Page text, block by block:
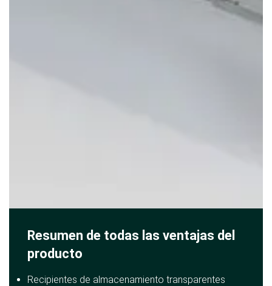
Resumen de todas las ventajas del
producto
Recipientes de almacenamiento transparentes